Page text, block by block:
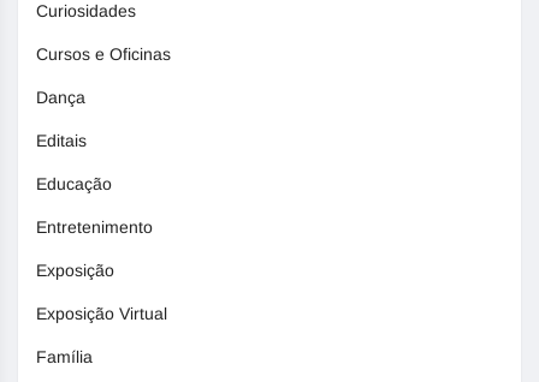
Curiosidades
Cursos e Oficinas
Dança
Editais
Educação
Entretenimento
Exposição
Exposição Virtual
Família